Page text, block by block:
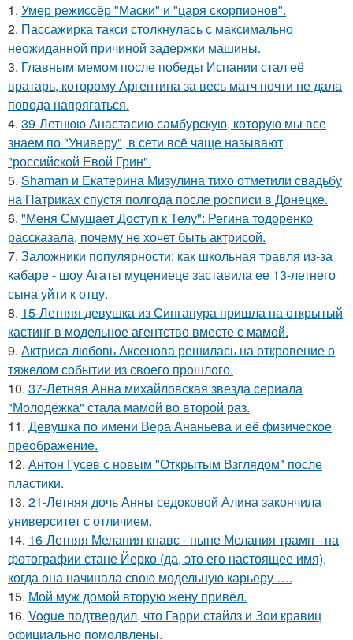
1. Умер режиссёр "Маски" и "царя скорпионов".
2. Пассажирка такси столкнулась с максимально
неожиданной причиной задержки машины.
3. Главным мемом после победы Испании стал её
вратарь, которому Аргентина за весь матч почти не дала
повода напрягаться.
4. 39-Летнюю Анастасию самбурскую, которую мы все
знаем по "Универу", в сети всё чаще называют
"российской Евой Грин".
5. Shaman и Екатерина Мизулина тихо отметили свадьбу
на Патриках спустя полгода после росписи в Донецке.
6. "Меня Смущает Доступ к Телу": Регина тодоренко
рассказала, почему не хочет быть актрисой.
7. Заложники популярности: как школьная травля из-за
кабаре - шоу Агаты муцениеце заставила ее 13-летнего
сына уйти к отцу.
8. 15-Летняя девушка из Сингапура пришла на открытый
кастинг в модельное агентство вместе с мамой.
9. Актриса любовь Аксенова решилась на откровение о
тяжелом событии из своего прошлого.
10. 37-Летняя Анна михайловская звезда сериала
"Молодёжка" стала мамой во второй раз.
11. Девушка по имени Вера Ананьева и её физическое
преображение.
12. Антон Гусев с новым "Открытым Взглядом" после
пластики.
13. 21-Летняя дочь Анны седоковой Алина закончила
университет с отличием.
14. 16-Летняя Мелания кнавс - ныне Мелания трамп - на
фотографии стане Йерко (да, это его настоящее имя),
когда она начинала свою модельную карьеру ….
15. Мой муж домой вторую жену привёл.
16. Vogue подтвердил, что Гарри стайлз и Зои кравиц
официально помолвлены.